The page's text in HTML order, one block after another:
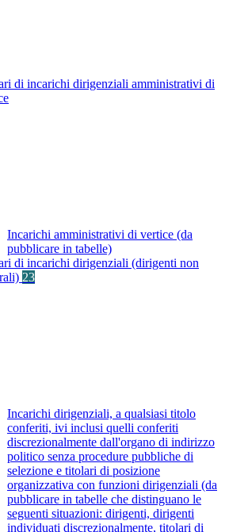
di incarichi dirigenziali amministrativi di
Incarichi amministrativi di vertice (da
pubblicare in tabelle)
di incarichi dirigenziali (dirigenti non
23
Incarichi dirigenziali, a qualsiasi titolo
conferiti, ivi inclusi quelli conferiti
discrezionalmente dall'organo di indirizzo
politico senza procedure pubbliche di
selezione e titolari di posizione
organizzativa con funzioni dirigenziali (da
pubblicare in tabelle che distinguano le
seguenti situazioni: dirigenti, dirigenti
individuati discrezionalmente, titolari di